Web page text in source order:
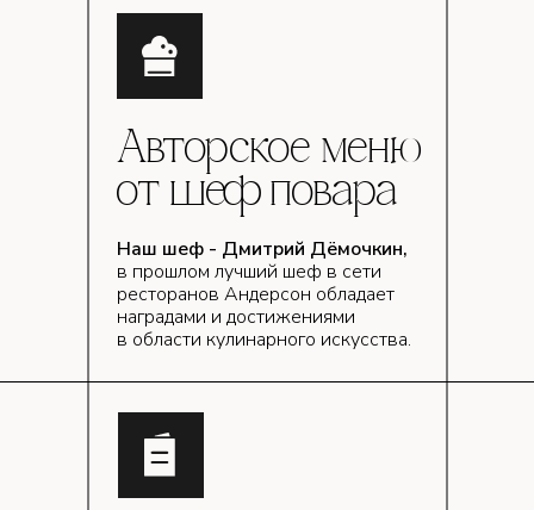
Авторское меню
от шеф повара
Наш шеф - Дмитрий Дёмочкин,
в прошлом лучший шеф в сети
ресторанов Андерсон обладает
наградами и достижениями
в области кулинарного искусства.